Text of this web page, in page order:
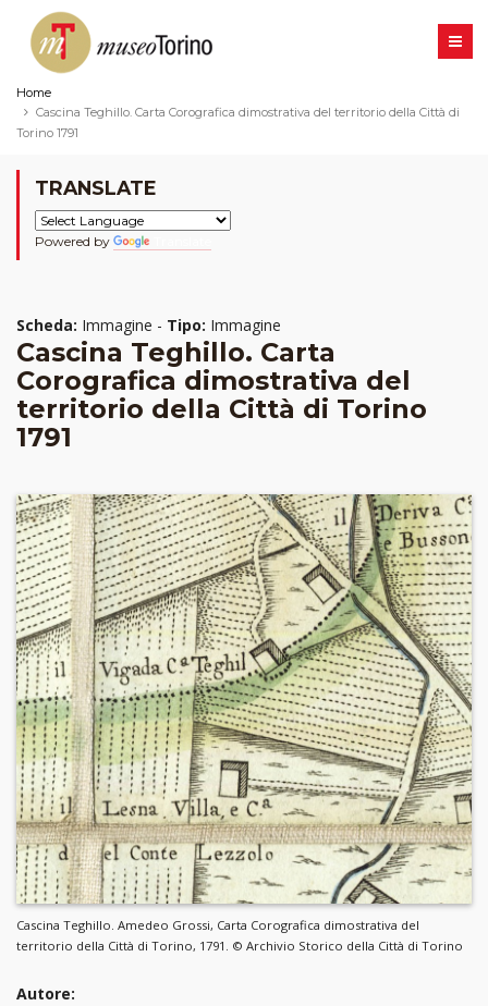
Home
Cascina Teghillo. Carta Corografica dimostrativa del territorio della Città di
Torino 1791
TRANSLATE
Powered by
Scheda: Immagine - Tipo: Immagine
Cascina Teghillo. Carta
Corografica dimostrativa del
territorio della Città di Torino
1791
Cascina Teghillo. Amedeo Grossi, Carta Corografica dimostrativa del
territorio della Città di Torino, 1791. © Archivio Storico della Città di Torino
Autore: